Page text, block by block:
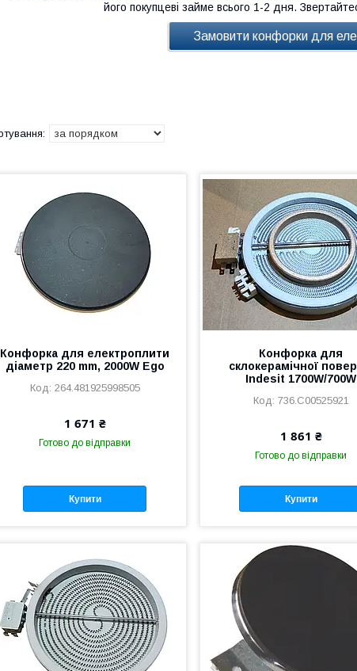
його покупцеві займе всього 1-2 дня.
Замовити конфорки для
Конфорка для електроплити
діаметр 220 mm, 2000W Ego
264.481925998505
1 671 ₴
Готово до відправки
Купити
Конфорка для
склокерамічної
Indesit 1700W/700W
736.C00525921
1 861 ₴
Готово до відправки
Купити